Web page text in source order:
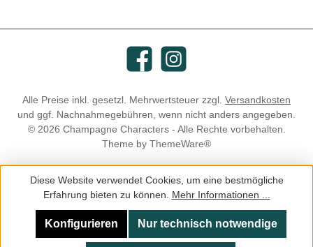
FacebookInstagram
Alle Preise inkl. gesetzl. Mehrwertsteuer zzgl. Versandkosten
und ggf. Nachnahmegebühren, wenn nicht anders angegeben.
© 2026 Champagne Characters - Alle Rechte vorbehalten.
Theme by ThemeWare®
Diese Website verwendet Cookies, um eine bestmögliche
Erfahrung bieten zu können. Mehr Informationen ...
Nur technisch notwendige
Konfigurieren